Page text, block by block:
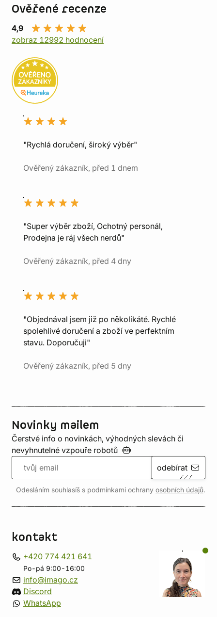
Ověřené recenze
4,9
zobraz 12992 hodnocení
"Rychlá doručení, široký výběr"
Ověřený zákazník, před 1 dnem
"Super výběr zboží, Ochotný personál,
Prodejna je ráj všech nerdů"
Ověřený zákazník, před 4 dny
"Objednával jsem již po několikáté. Rychlé
spolehlivé doručení a zboží ve perfektním
stavu. Doporučuji"
Ověřený zákazník, před 5 dny
Novinky mailem
Čerstvé info o novinkách, výhodných slevách či
nevyhnutelné vzpouře robotů
odebírat
Odesláním souhlasíš s podmínkami ochrany osobních údajů.
kontakt
+420 774 421 641
Po-pá 9:00-16:00
info@imago.cz
Discord
WhatsApp